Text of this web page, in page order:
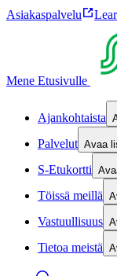
Asiakaspalvelu
Mene Etusivulle
Ajankohtaista
Palvelut Avaa
S-Etukortti
Töissä meillä
Vastuullisuus
Tietoa meistä